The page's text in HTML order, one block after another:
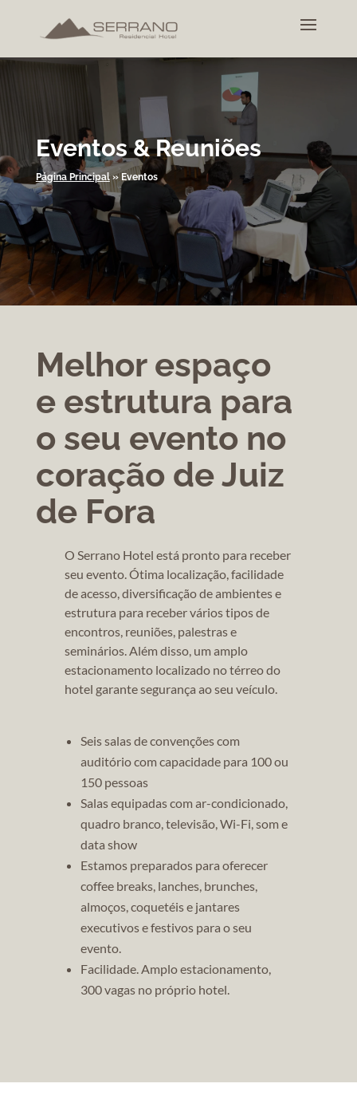
Eventos & Reuniões
Página Principal» Eventos
Melhor espaço
e estrutura para
o seu evento no
coração de Juiz
de Fora
O Serrano Hotel está pronto para receber
seu evento. Ótima localização, facilidade
de acesso, diversificação de ambientes e
estrutura para receber vários tipos de
encontros, reuniões, palestras e
seminários. Além disso, um amplo
estacionamento localizado no térreo do
hotel garante segurança ao seu veículo.
Seis salas de convenções com
auditório com capacidade para 100 ou
150 pessoas
Salas equipadas com ar-condicionado,
quadro branco, televisão, Wi-Fi, som e
data show
Estamos preparados para oferecer
coffee breaks, lanches, brunches,
almoços, coquetéis e jantares
executivos e festivos para o seu
evento.
Facilidade. Amplo estacionamento,
300 vagas no próprio hotel.